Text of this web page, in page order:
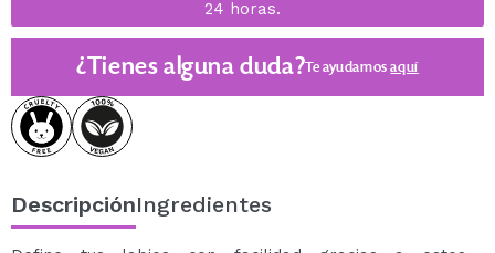
24 horas.
¿Tienes alguna duda?Te ayudamosaquí
DescripciónIngredientes